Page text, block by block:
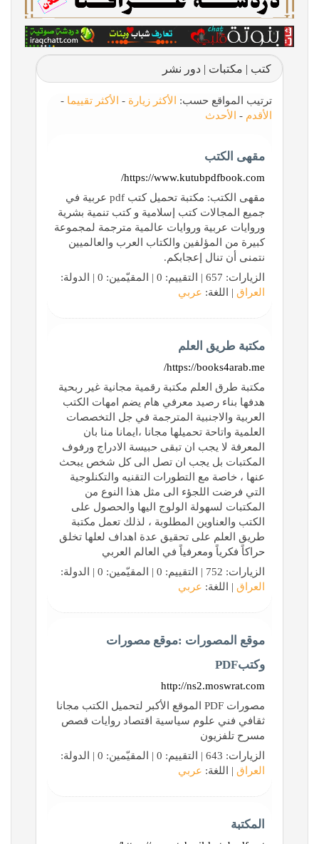
كتب | مكتبات | دور نشر
ترتيب المواقع حسب: الأكثر زيارة - الأكثر تقييما -
الأقدم - الأحدث
مقهى الكتب
https://www.kutubpdfbook.com/
مقهى الكتب: مكتبة تحميل كتب pdf عربية في
جميع المجالات كتب إسلامية و كتب تنمية بشرية
وروايات عربية وروايات عالمية مترجمة لمجموعة
كبيرة من المؤلفين والكتاب العرب والعالميين
نتمنى أن تنال إعجابكم.
الزيارات: 657 | التقييم: 0 | المقيّمين: 0 | الدولة:
العراق | اللغة: عربي
مكتبة طريق العلم
https://books4arab.me/
مكتبة طرق العلم مكتبة رقمية مجانية غير ربحية
هدفها بناء رصيد معرفي هام يضم امهات الكتب
العربية والاجنبية المترجمة في جل التخصصات
العلمية واتاحة تحميلها مجانا ،ايمانا منا بان
المعرفة لا يجب ان تبقى حبيسة الادراج ورفوف
المكتبات بل يجب ان تصل الى كل شخص يبحث
عنها ، خاصة مع التطورات التقنيه والتكنلوجية
التي فرضت اللجؤء الى مثل هذا النوع من
المكتبات لسهولة الولوج اليها والحصول على
الكتب والعناوين المطلوبة ، لذلك تعمل مكتبة
طريق العلم على تحقيق عدة اهداف لعلها تخلق
حراكاً فكرياً ومعرفياً في العالم العربي
الزيارات: 752 | التقييم: 0 | المقيّمين: 0 | الدولة:
العراق | اللغة: عربي
موقع المصورات :موقع مصورات
وكتبPDF
http://ns2.moswrat.com
مصورات PDF الموقع الأكبر لتحميل الكتب مجانا
ثقافي فني علوم سياسية اقتصاد روايات قصص
مسرح تلفزيون
الزيارات: 643 | التقييم: 0 | المقيّمين: 0 | الدولة:
العراق | اللغة: عربي
المكتبة